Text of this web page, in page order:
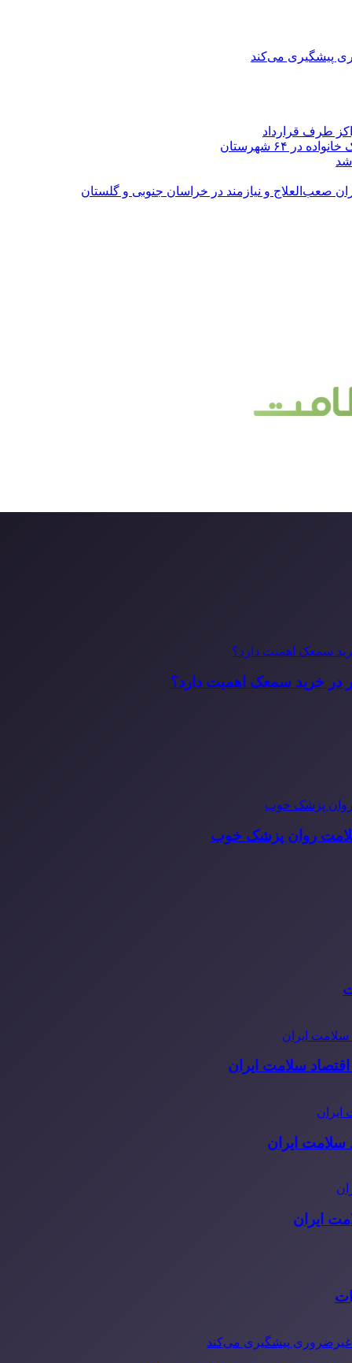
پیشگیری می‌کند
طرف قرارداد
شد
صعب‌العلاج و نیازمند در خراسان جنوبی و گلستان
در خرید سمعک اهمیت دارد؟
روان پزشک خوب
سلامت ایران
ایران